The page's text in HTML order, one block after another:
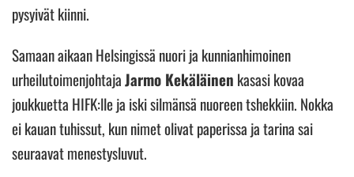
pysyivät kiinni.
Samaan aikaan Helsingissä nuori ja kunnianhimoinen
urheilutoimenjohtajaJarmo Kekäläinen kasasi kovaa
joukkuetta HIFK:lle ja iski silmänsä nuoreen tshekkiin. Nokka
ei kauan tuhissut, kun nimet olivat paperissa ja tarina sai
seuraavat menestysluvut.